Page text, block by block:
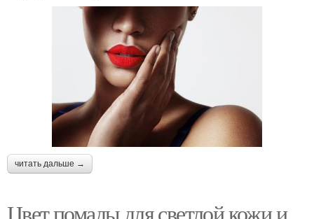
читать дальше →
Цвет помады для светлой кожи и